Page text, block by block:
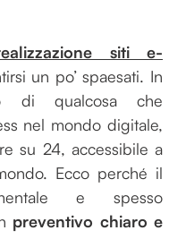
siti e-
un po’ spaesati. In
di qualcosa che
nel mondo digitale,
su 24, accessibile a
Ecco perché il
e spesso
preventivo chiaro e